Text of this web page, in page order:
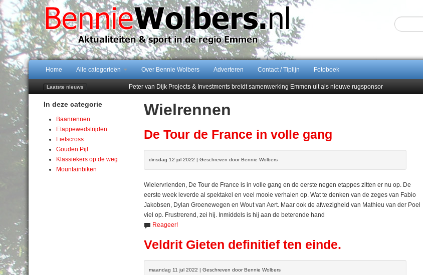
Home Alle categorieën Over Bennie Wolbers Adverteren Contact / Tiplijn Fotoboek
Laatste nieuws
Peter van Dijk Projects & Investments breidt samenwerking Emmen uit als nieuwe rugsponsor
102 kaarsen voor eeuwling Mieke Sijbom-Maatje
Emmen wint op Open Dag overtuigend van Almere City
In deze categorie
Baanrennen
Etappewedstrijden
Fietscross
Gouden Pijl
Klassiekers op de weg
Mountainbiken
Wielrennen
De Tour de France in volle gang
dinsdag 12 jul 2022 | Geschreven door Bennie Wolbers
Wielervrienden, De Tour de France is in volle gang en de eerste negen etappes zitten er nu op. De
eerste week leverde al spektakel en veel mooie verhalen op. Wat te denken van de zeges van Fabio
Jakobsen, Dylan Groenewegen en Wout van Aert. Maar ook de afwezigheid van Mathieu van der Poel
viel op. Frustrerend, zei hij. Inmiddels is hij aan de beterende hand
Reageer!
Veldrit Gieten definitief ten einde.
maandag 11 jul 2022 | Geschreven door Bennie Wolbers